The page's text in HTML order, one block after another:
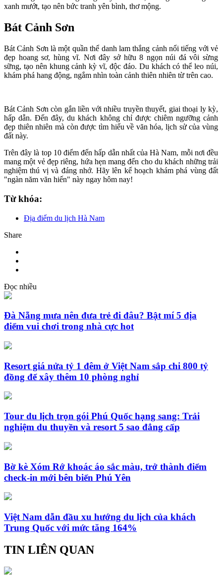
xanh mướt, tạo nên bức tranh yên bình, thơ mộng.
Bát Cảnh Sơn
Bát Cảnh Sơn là một quần thể danh lam thắng cảnh nổi tiếng với vẻ
đẹp hoang sơ, hùng vĩ. Nơi đây sở hữu 8 ngọn núi đá vôi sừng
sững, tạo nên khung cảnh kỳ vĩ, độc đáo. Du khách có thể leo núi,
khám phá hang động, ngắm nhìn toàn cảnh thiên nhiên từ trên cao.
Bát Cảnh Sơn còn gắn liền với nhiều truyền thuyết, giai thoại ly kỳ,
hấp dẫn. Đến đây, du khách không chỉ được chiêm ngưỡng cảnh
đẹp thiên nhiên mà còn được tìm hiểu về văn hóa, lịch sử của vùng
đất này.
Trên đây là top 10 điểm đến hấp dẫn nhất của Hà Nam, mỗi nơi đều
mang một vẻ đẹp riêng, hứa hẹn mang đến cho du khách những trải
nghiệm thú vị và đáng nhớ. Hãy lên kế hoạch khám phá vùng đất
"ngàn năm văn hiến" này ngay hôm nay!
Từ khóa:
Địa điểm du lịch Hà Nam
Share
Đọc nhiều
Đà Nẵng mưa nên đưa trẻ đi đâu? Bật mí 5 địa
điểm vui chơi trong nhà cực hot
Resort giá nửa tỷ 1 đêm ở Việt Nam sắp chi 800 tỷ
đồng để xây thêm 10 phòng nghỉ
Tour du lịch trọn gói Phú Quốc hạng sang: Trải
nghiệm du thuyền và resort 5 sao đẳng cấp
Bờ kè Xóm Rớ khoác áo sắc màu, trở thành điểm
check-in mới bên biển Phú Yên
Việt Nam dẫn đầu xu hướng du lịch của khách
Trung Quốc với mức tăng 164%
TIN LIÊN QUAN